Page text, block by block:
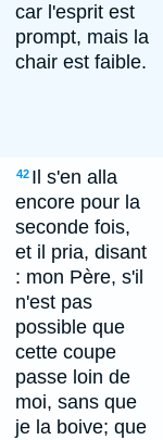
car l'esprit est
prompt, mais la
chair est faible.
42 Il s'en alla
encore pour la
seconde fois,
et il pria, disant
: mon Père, s'il
n'est pas
possible que
cette coupe
passe loin de
moi, sans que
je la boive; que